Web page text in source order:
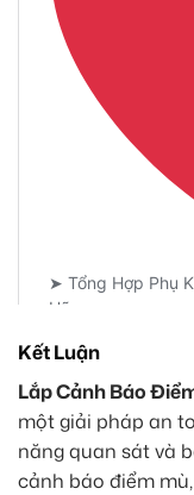
Kết Luận
Lắp Cảnh Báo
một giải pháp an
năng quan sát và
cảnh báo điểm